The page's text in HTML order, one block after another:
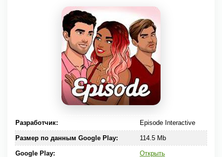
Разработчик: Episode Interactive
Размер по данным Google Play: 114.5 Mb
Google Play: Открыть